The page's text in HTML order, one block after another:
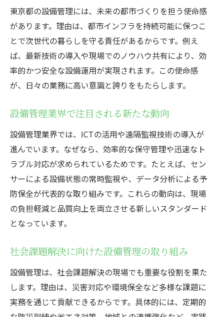
東京都の設備管理には、未来の都市づくりを担う使命感
があります。理由は、都市インフラを持続可能に保つこ
とで次世代の暮らしを守る責任があるからです。例え
ば、最新技術の導入や現場でのノウハウ共有により、効
率的かつ安全な設備運用が実現されます。この使命感
が、日々の業務に高い意識と誇りをもたらします。
設備管理業界で注目される新たな動向
設備管理業界では、ICTの活用や遠隔監視技術の導入が
進んでいます。なぜなら、効率的な保守管理や迅速なト
ラブル対応が求められているためです。たとえば、セン
サーによる設備状態の常時監視や、データ分析による予
防保全が代表的な取り組みです。これらの動向は、現場
の負担軽減と品質向上を両立させる新しいスタンダード
となっています。
社会課題解決に向けた設備管理の取り組み
設備管理は、社会課題解決の現場でも重要な役割を果た
します。理由は、災害対応や環境保全など多様な課題に
実務を通じて貢献できるからです。具体的には、定期的